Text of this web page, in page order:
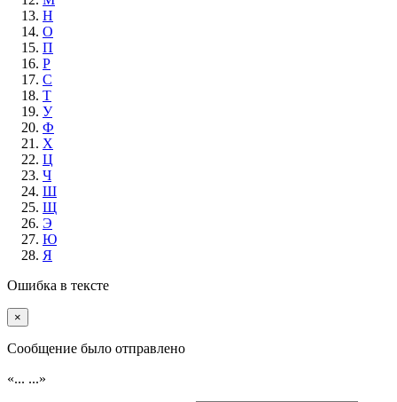
Н
О
П
Р
С
Т
У
Ф
Х
Ц
Ч
Ш
Щ
Э
Ю
Я
Ошибка в тексте
×
Cообщение было отправлено
«... ...»